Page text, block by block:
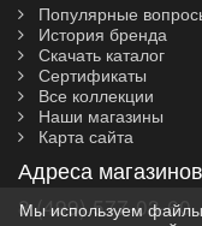
Популярные
История бренда
Скачать каталог
Сертификаты
Все коллекции
Наши магазины
Карта сайта
Адреса магазинов
8 (499) 577-03-60
Мы используем